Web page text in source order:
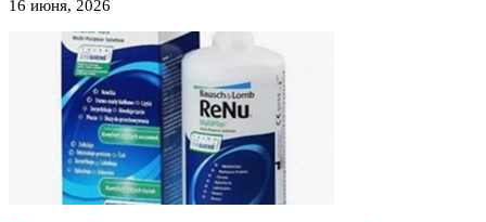
16 июня, 2026